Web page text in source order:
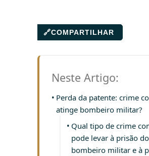
🔗COMPARTILHAR
Neste Artigo:
Perda da patente: crime
atinge bombeiro militar?
Qual tipo de crime
pode levar à prisão do
bombeiro militar e à